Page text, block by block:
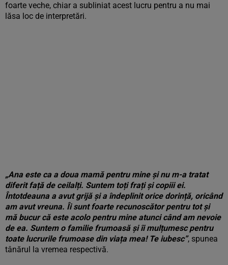
foarte veche, chiar a subliniat acest lucru pentru a nu mai
lăsa loc de interpretări.
„Ana este ca a doua mamă pentru mine și nu m-a tratat
diferit față de ceilalți. Suntem toți frați și copiii ei.
Întotdeauna a avut grijă și a îndeplinit orice dorință, oricând
am avut vreuna. Îi sunt foarte recunoscător pentru tot și
mă bucur că este acolo pentru mine atunci când am nevoie
de ea. Suntem o familie frumoasă și îi mulțumesc pentru
toate lucrurile frumoase din viața mea! Te iubesc”, spunea
tânărul la vremea respectivă.